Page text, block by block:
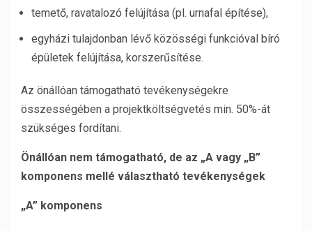
temető, ravatalozó felújítása (pl. urnafal építése),
egyházi tulajdonban lévő közösségi funkcióval bíró
épületek felújítása, korszerűsítése.
Az önállóan támogatható tevékenységekre
összességében a projektköltségvetés min. 50%-át
szükséges fordítani.
Önállóan nem támogatható, de az „A vagy „B”
komponens mellé választható tevékenységek
„A” komponens